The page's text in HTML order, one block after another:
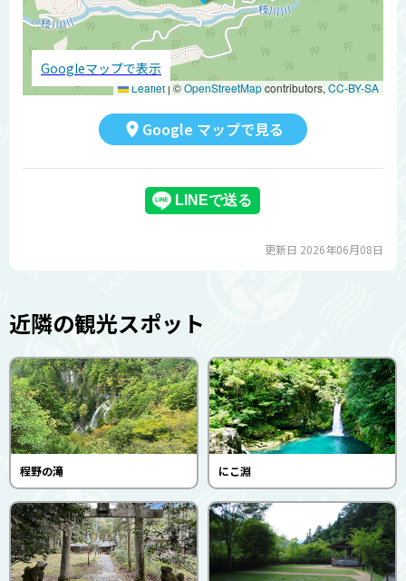
Leaflet | ©OpenStreetMapcontributors, CC-BY-SA
Googleマップで表示
Google マップで見る
更新日 2026年06月08日
近隣の観光スポット
程野の滝 にこ淵